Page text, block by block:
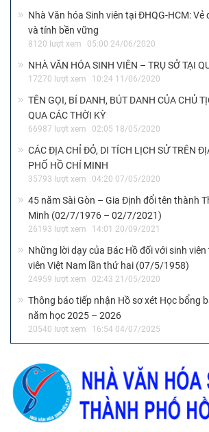
Nhà Văn hóa Sinh viên tại ĐHQG-HCM: Vẻ
và tính bền vững
8120 lượt xem 05:00 24/06/2020
NHÀ VĂN HÓA SINH VIÊN – TRỤ SỞ TẠI
17270 lượt xem 10:24 11/06/2020
TÊN GỌI, BÍ DANH, BÚT DANH CỦA CHỦ
QUA CÁC THỜI KỲ
66987 lượt xem 02:05 18/05/2020
CÁC ĐỊA CHỈ ĐỎ, DI TÍCH LỊCH SỬ TRÊN
PHỐ HỒ CHÍ MINH
35793 lượt xem 04:20 07/05/2020
45 năm Sài Gòn – Gia Định đổi tên thành
Minh (02/7/1976 – 02/7/2021)
26193 lượt xem 14:01 20/09/2021
Những lời dạy của Bác Hồ đối với sinh
viên Việt Nam lần thứ hai (07/5/1958)
24959 lượt xem 02:43 21/05/2020
Thông báo tiếp nhận Hồ sơ xét Học bổng
năm học 2025 – 2026
20540 lượt xem 16:54 04/07/2025